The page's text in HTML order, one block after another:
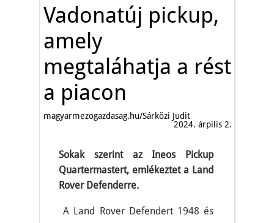
Vadonatúj pickup,
amely
megtaláhatja a rést
a piacon
magyarmezogazdasag.hu/Sárközi Judit
2024. árpilis 2.
Sokak szerint az Ineos Pickup
Quartermastert, emlékeztet a Land
Rover Defenderre.
A Land Rover Defendert 1948 és